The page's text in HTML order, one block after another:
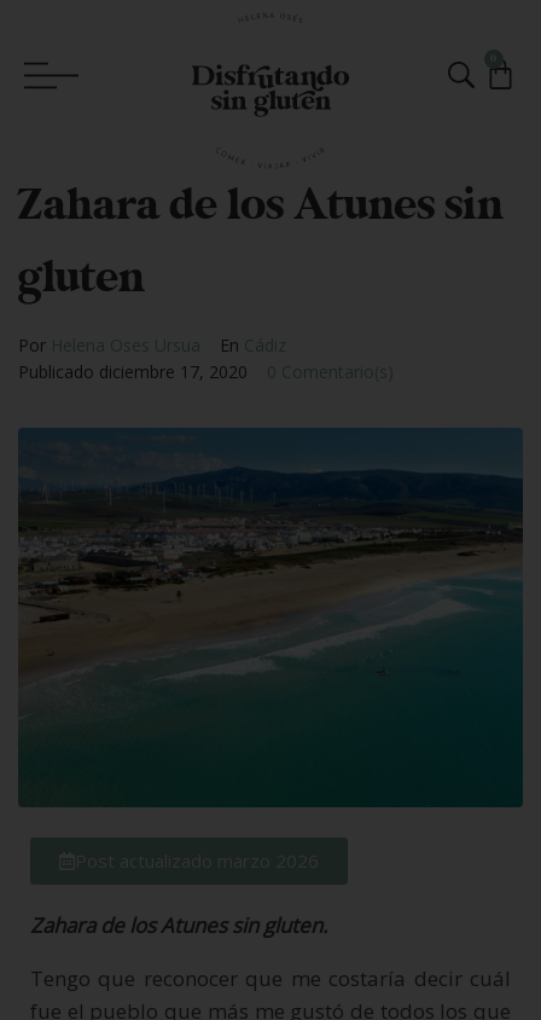
Zahara de los Atunes sin
gluten
Por Helena Oses Ursua En Cádiz
Publicado diciembre 17, 2020 0 Comentario(s)
Post actualizado marzo 2026
Zahara de los Atunes sin gluten.
Tengo que reconocer que me costaría decir cuál
fue el pueblo que más me gustó de todos los que